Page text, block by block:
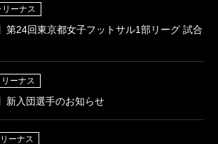
ーナス
第24回東京都女子フットサル1部リーグ 試合
ーナス
新入団選手のお知らせ
ーナス